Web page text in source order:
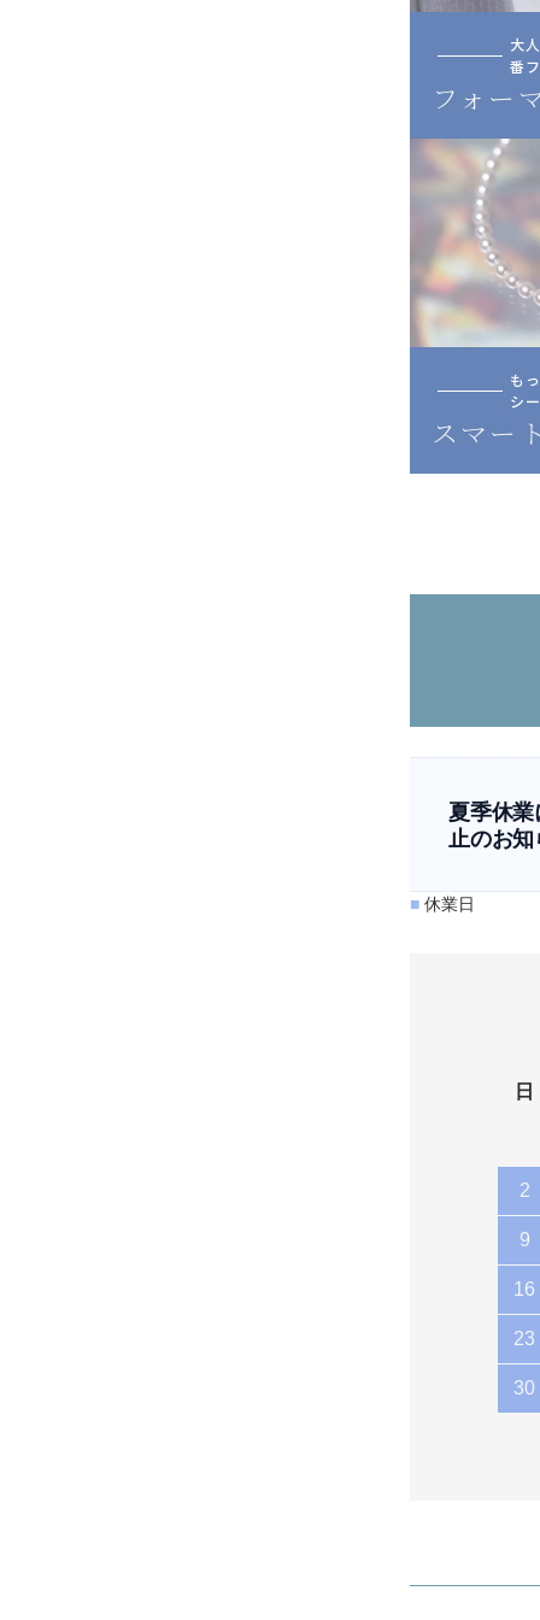
大
番
フォー
も
シ
スマー
夏季休
止のお
■ 休業日
日
2
9
16
23
30